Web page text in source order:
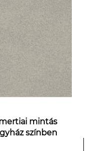
mintás
színben